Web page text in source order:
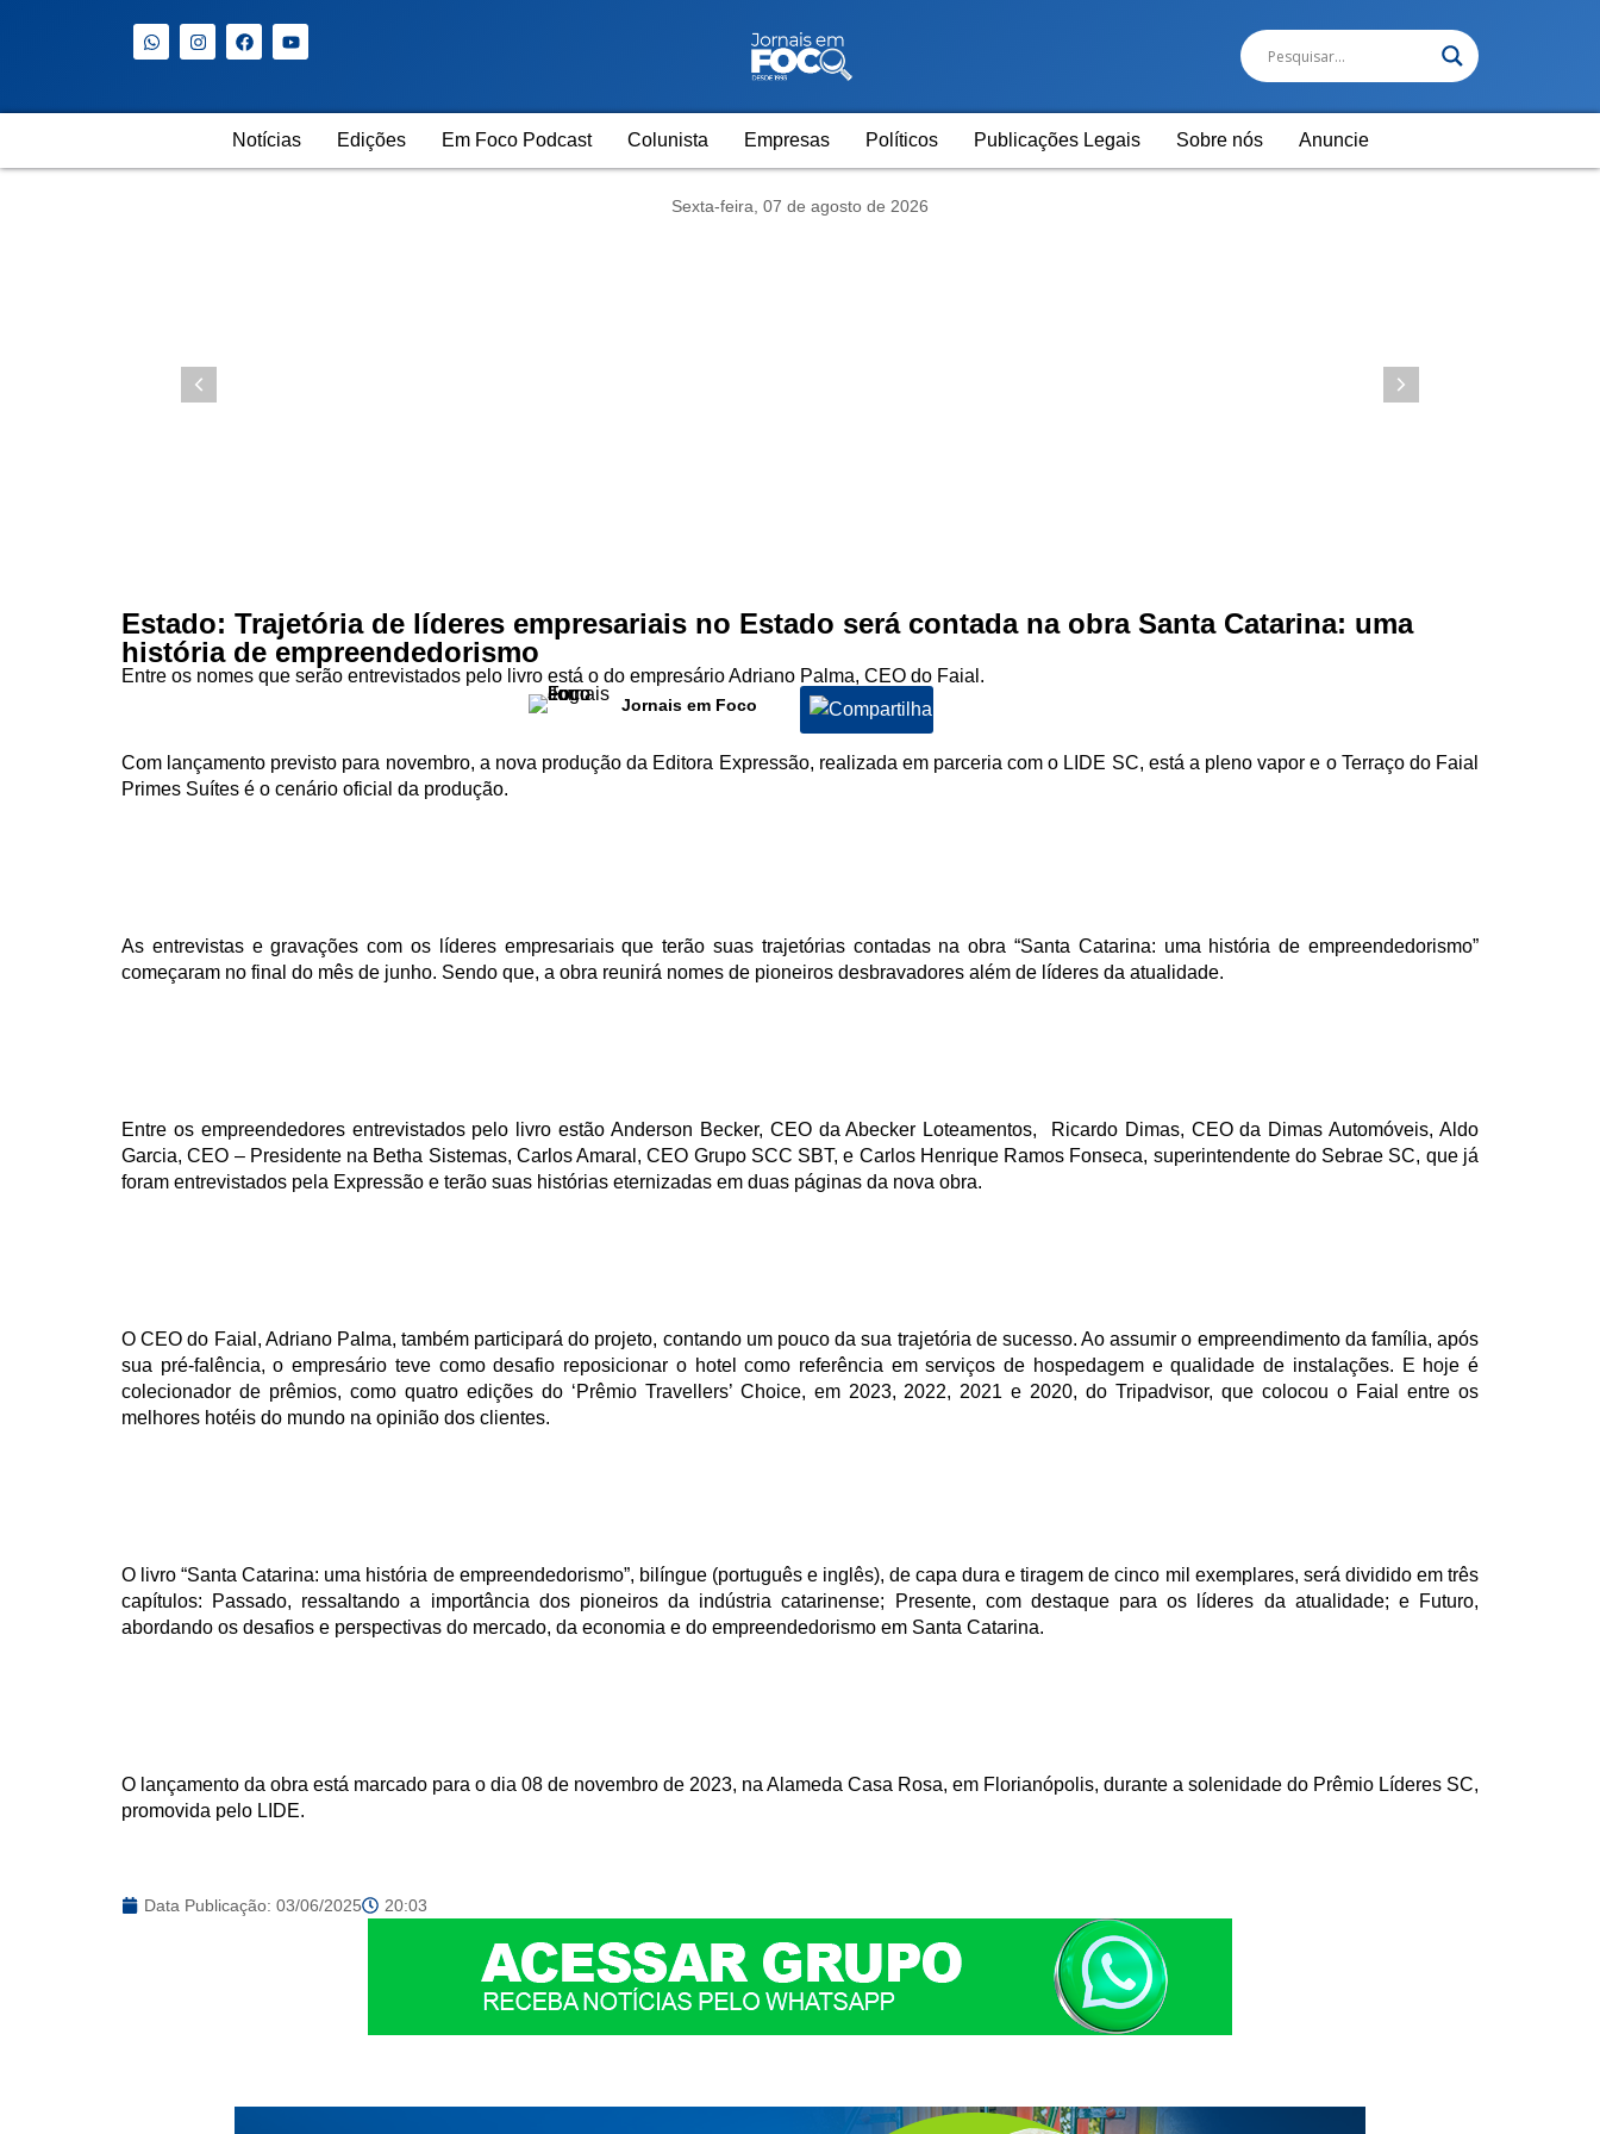
Notícias Edições Em Foco Podcast Colunista Empresas Políticos Publicações Legais Sobre nós Anuncie
Sexta-feira, 07 de agosto de 2026
Estado: Trajetória de líderes empresariais no Estado será contada na obra Santa Catarina: uma
história de empreendedorismo
Entre os nomes que serão entrevistados pelo livro está o do empresário Adriano Palma, CEO do Faial.
Jornais em Foco
Com lançamento previsto para novembro, a nova produção da Editora Expressão, realizada em parceria com o LIDE SC, está a pleno vapor e o Terraço do Faial
Primes Suítes é o cenário oficial da produção.
As entrevistas e gravações com os líderes empresariais que terão suas trajetórias contadas na obra “Santa Catarina: uma história de empreendedorismo”
começaram no final do mês de junho. Sendo que, a obra reunirá nomes de pioneiros desbravadores além de líderes da atualidade.
Entre os empreendedores entrevistados pelo livro estão Anderson Becker, CEO da Abecker Loteamentos, Ricardo Dimas, CEO da Dimas Automóveis, Aldo
Garcia, CEO – Presidente na Betha Sistemas, Carlos Amaral, CEO Grupo SCC SBT, e Carlos Henrique Ramos Fonseca, superintendente do Sebrae SC, que já
foram entrevistados pela Expressão e terão suas histórias eternizadas em duas páginas da nova obra.
O CEO do Faial, Adriano Palma, também participará do projeto, contando um pouco da sua trajetória de sucesso. Ao assumir o empreendimento da família, após
sua pré-falência, o empresário teve como desafio reposicionar o hotel como referência em serviços de hospedagem e qualidade de instalações. E hoje é
colecionador de prêmios, como quatro edições do ‘Prêmio Travellers’ Choice, em 2023, 2022, 2021 e 2020, do Tripadvisor, que colocou o Faial entre os
melhores hotéis do mundo na opinião dos clientes.
O livro “Santa Catarina: uma história de empreendedorismo”, bilíngue (português e inglês), de capa dura e tiragem de cinco mil exemplares, será dividido em três
capítulos: Passado, ressaltando a importância dos pioneiros da indústria catarinense; Presente, com destaque para os líderes da atualidade; e Futuro,
abordando os desafios e perspectivas do mercado, da economia e do empreendedorismo em Santa Catarina.
O lançamento da obra está marcado para o dia 08 de novembro de 2023, na Alameda Casa Rosa, em Florianópolis, durante a solenidade do Prêmio Líderes SC,
promovida pelo LIDE.
Data Publicação: 03/06/2025 20:03